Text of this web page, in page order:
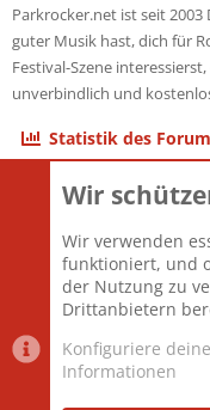
Parkrocker.net ist seit 2003
guter Musik hast, dich für
Festival-Szene
unverbindlich und
Statistik des
Themen
Mitglieder
Neuestes Mitglied
Wir
Wir verwenden
funktioniert, und
der Nutzung zu
Drittanbietern
Konfiguriere
Informationen